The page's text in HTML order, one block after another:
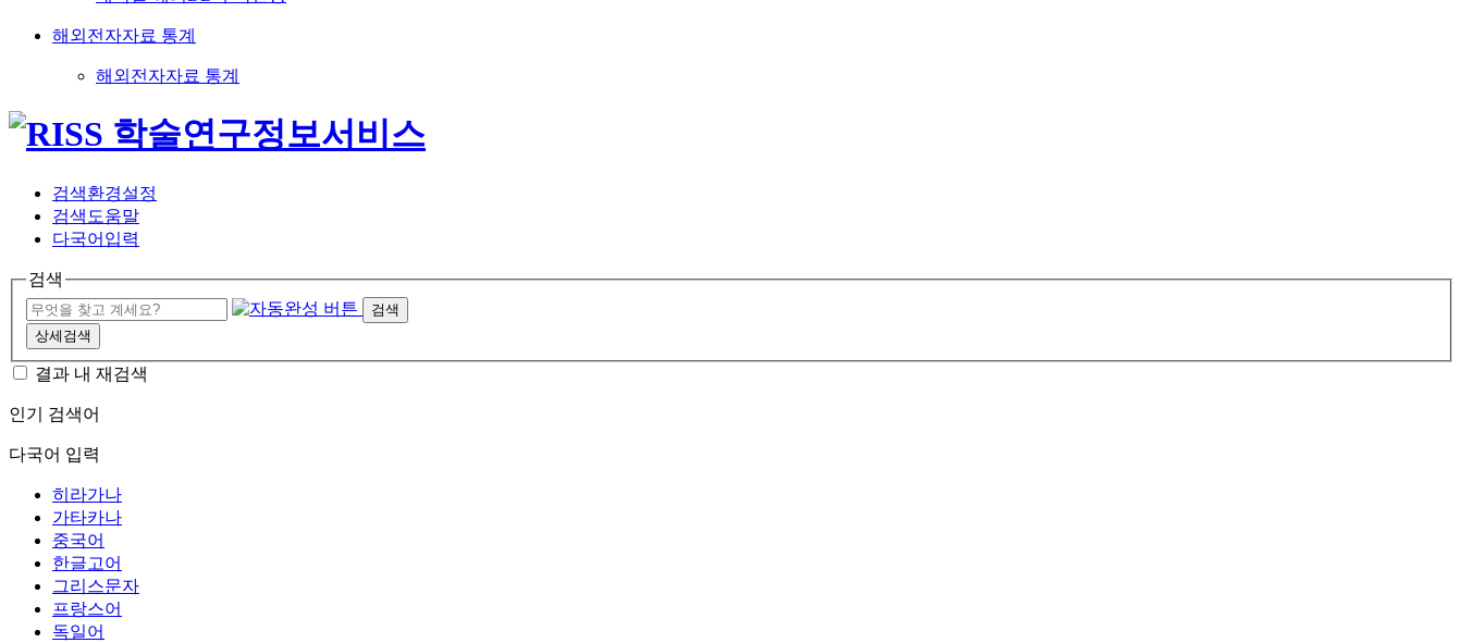
해외전자자료 통계
해외전자자료 통계
검색환경설정
검색도움말
다국어입력
검색
검색
상세검색
결과 내 재검색
인기 검색어
다국어 입력
히라가나
가타카나
중국어
한글고어
그리스문자
프랑스어
독일어